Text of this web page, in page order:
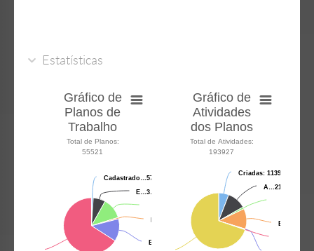
Estatísticas
Gráfico de
Planos de
Trabalho
Total de Planos:
55521
Cadastrado…570
Cadastrado…570
E…3…
E…3…
447
447
Entregues:7255
Entregues:7255
Gráfico de
Atividades
dos Planos
Total de Atividades:
193927
Criadas:11399
Criadas:11399
A…21…
A…21…